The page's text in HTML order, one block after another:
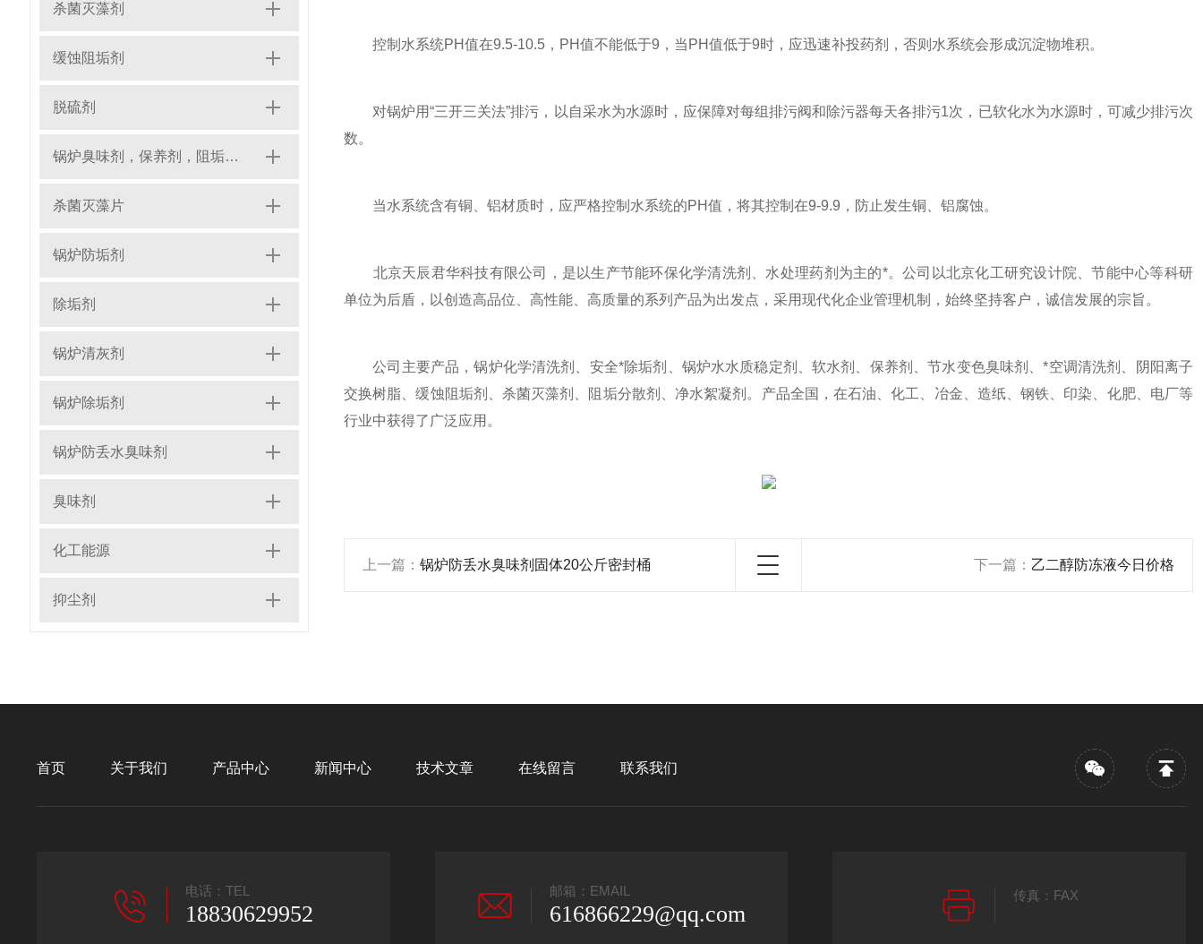
杀菌灭藻剂
缓蚀阻垢剂
脱硫剂
锅炉臭味剂，保养剂，阻垢剂，缓蚀剂，水质稳定剂，防垢剂、清洗剂、除氧剂、放丢水剂、灭藻剂
杀菌灭藻片
锅炉防垢剂
除垢剂
锅炉清灰剂
锅炉除垢剂
锅炉防丢水臭味剂
臭味剂
化工能源
抑尘剂
控制水系统PH值在9.5-10.5，PH值不能低于9，当PH值低于9时，应迅速补投药剂，否则水系统会形成沉淀物堆积。
对锅炉用“三开三关法”排污，以自采水为水源时，应保障对每组排污阀和除污器每天各排污1次，已软化水为水源时，可减少排污次
数。
当水系统含有铜、铝材质时，应严格控制水系统的PH值，将其控制在9-9.9，防止发生铜、铝腐蚀。
北京天辰君华科技有限公司，是以生产节能环保化学清洗剂、水处理药剂为主的*。公司以北京化工研究设计院、节能中心等科研
单位为后盾，以创造高品位、高性能、高质量的系列产品为出发点，采用现代化企业管理机制，始终坚持客户，诚信发展的宗旨。
公司主要产品，锅炉化学清洗剂、安全*除垢剂、锅炉水水质稳定剂、软水剂、保养剂、节水变色臭味剂、*空调清洗剂、阴阳离子
交换树脂、缓蚀阻垢剂、杀菌灭藻剂、阻垢分散剂、净水絮凝剂。产品全国，在石油、化工、冶金、造纸、钢铁、印染、化肥、电厂等
行业中获得了广泛应用。
上一篇： 锅炉防丢水臭味剂固体20公斤密封桶 下一篇： 乙二醇防冻液今日价格
首页 关于我们 产品中心 新闻中心 技术文章 在线留言 联系我们
电话：TEL
18830629952
邮箱：EMAIL
616866229@qq.com
传真：FAX